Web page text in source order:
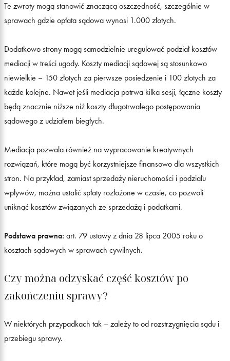
Te zwroty mogą stanowić znaczącą oszczędność, szczególnie w
sprawach gdzie opłata sądowa wynosi 1.000 złotych.
Dodatkowo strony mogą samodzielnie uregulować podział kosztów
mediacji w treści ugody. Koszty mediacji sądowej są stosunkowo
niewielkie – 150 złotych za pierwsze posiedzenie i 100 złotych za
każde kolejne. Nawet jeśli mediacja potrwa kilka sesji, łączne koszty
będą znacznie niższe niż koszty długotrwałego postępowania
sądowego z udziałem biegłych.
Mediacja pozwala również na wypracowanie kreatywnych
rozwiązań, które mogą być korzystniejsze finansowo dla wszystkich
stron. Na przykład, zamiast sprzedaży nieruchomości i podziału
wpływów, można ustalić spłaty rozłożone w czasie, co pozwoli
uniknąć kosztów związanych ze sprzedażą i podatkami.
Podstawa prawna: art. 79 ustawy z dnia 28 lipca 2005 roku o
kosztach sądowych w sprawach cywilnych.
Czy można odzyskać część kosztów po
zakończeniu sprawy?
W niektórych przypadkach tak – zależy to od rozstrzygnięcia sądu i
przebiegu sprawy.